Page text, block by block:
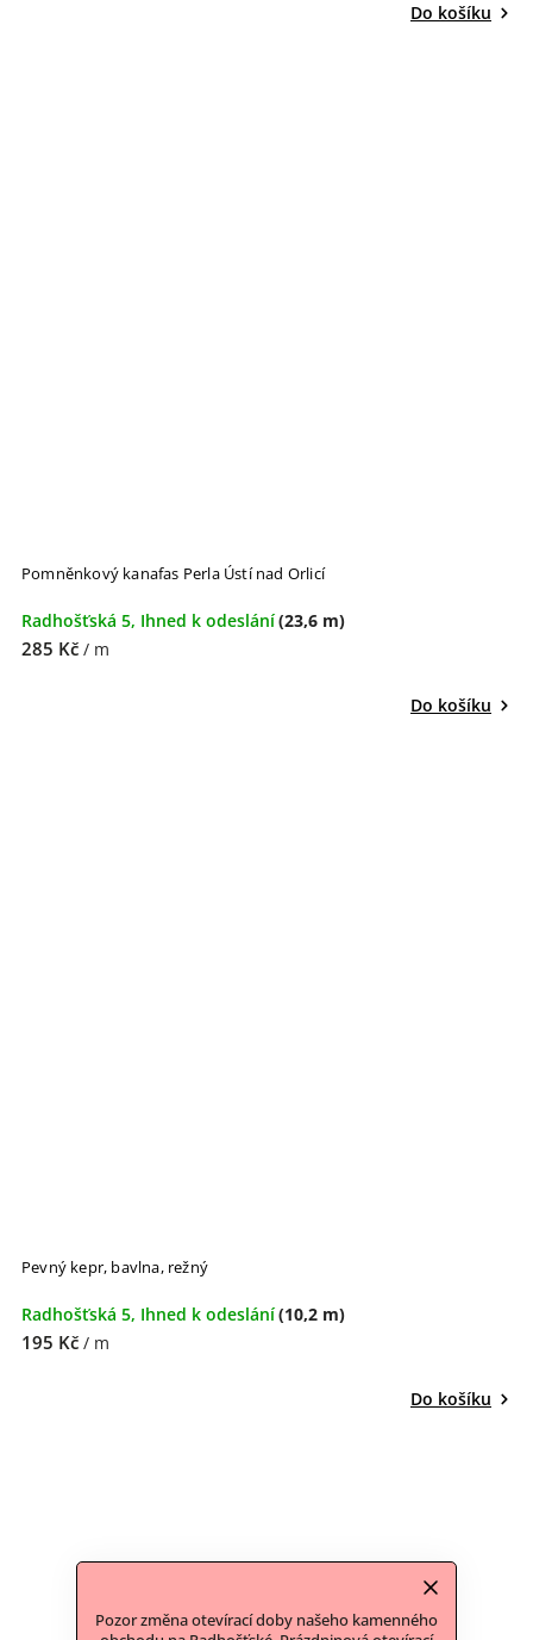
Pozor změna otevírací doby našeho kamenného
Do košíku
Pomněnkový kanafas Perla Ústí nad Orlicí
Radhošťská 5, Ihned k odeslání(23,6 m)
285 Kč / m
Do košíku
Pevný kepr, bavlna, režný
Radhošťská 5, Ihned k odeslání(10,2 m)
195 Kč / m
Do košíku